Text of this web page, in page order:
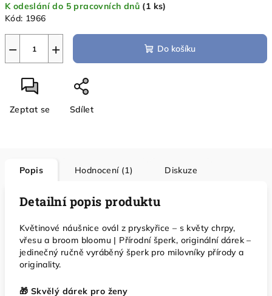
cena:
K odeslání do 5 pracovních dnů (1 ks)
Kód: 1966
+
− Do košíku
Zeptat se Sdílet
Popis Hodnocení (1) Diskuze
Detailní popis produktu
Květinové náušnice ovál z pryskyřice – s květy chrpy,
vřesu a broom bloomu | Přírodní šperk, originální dárek –
jedinečný ručně vyráběný šperk pro milovníky přírody a
originality.
🎁 Skvělý dárek pro ženy